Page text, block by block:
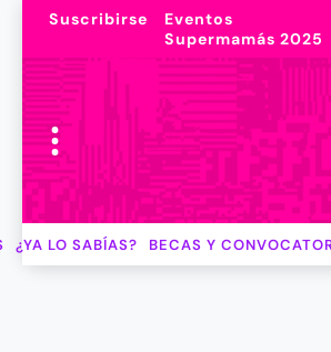
Suscribirse
Eventos
Supermamás 2025
¿YA LO SABÍAS? BECAS Y